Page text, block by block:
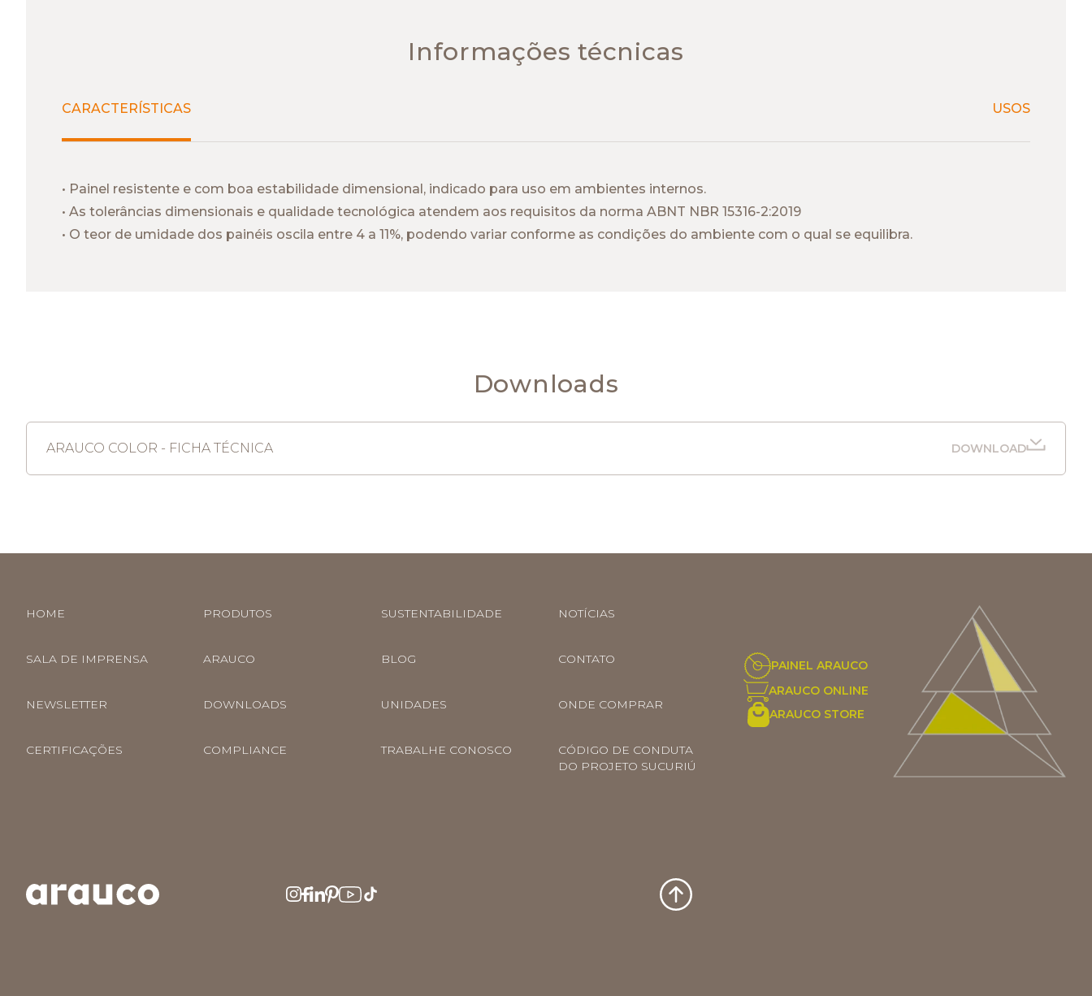
Informações técnicas
CARACTERÍSTICAS USOS
• Painel resistente e com boa estabilidade dimensional, indicado para uso em ambientes internos.
• As tolerâncias dimensionais e qualidade tecnológica atendem aos requisitos da norma ABNT NBR 15316-2:2019
• O teor de umidade dos painéis oscila entre 4 a 11%, podendo variar conforme as condições do ambiente com o qual se equilibra.
Downloads
ARAUCO COLOR - FICHA TÉCNICA DOWNLOAD
HOME PRODUTOS SUSTENTABILIDADE NOTÍCIAS
SALA DE IMPRENSA ARAUCO BLOG CONTATO
NEWSLETTER DOWNLOADS UNIDADES ONDE COMPRAR
CERTIFICAÇÕES COMPLIANCE TRABALHE CONOSCO
CÓDIGO DE CONDUTA
DO PROJETO SUCURIÚ
PAINEL ARAUCO
ARAUCO ONLINE
ARAUCO STORE